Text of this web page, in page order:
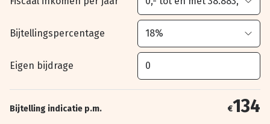
Bijtellingspercentage
Eigen bijdrage
Bijtelling indicatie p.m. €134